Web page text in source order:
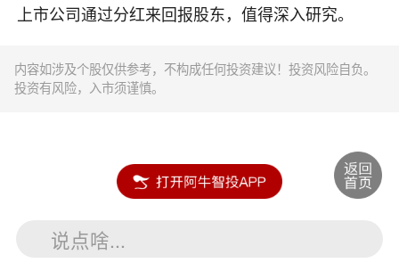
上市公司通过分红来回报股东，值得深入研究。
内容如涉及个股仅供参考，不构成任何投资建议！投资风险自负。
投资有风险，入市须谨慎。
说点啥...